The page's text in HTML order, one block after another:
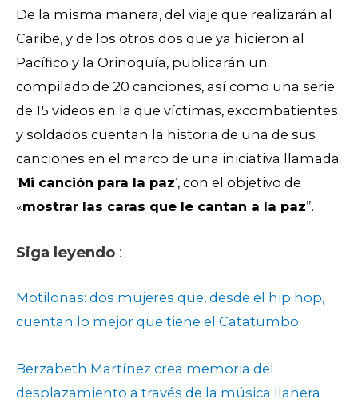
De la misma manera, del viaje que realizarán al
Caribe, y de los otros dos que ya hicieron al
Pacífico y la Orinoquía, publicarán un
compilado de 20 canciones, así como una serie
de 15 videos en la que víctimas, excombatientes
y soldados cuentan la historia de una de sus
canciones en el marco de una iniciativa llamada
‘Mi canción para la paz‘, con el objetivo de
«mostrar las caras que le cantan a la paz”.
Siga leyendo :
Motilonas: dos mujeres que, desde el hip hop,
cuentan lo mejor que tiene el Catatumbo
Berzabeth Martínez crea memoria del
desplazamiento a través de la música llanera